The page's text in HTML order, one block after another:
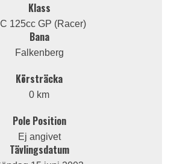
Klass
125cc GP (Racer)
Bana
Falkenberg
Körsträcka
0 km
Pole Position
Ej angivet
Tävlingsdatum